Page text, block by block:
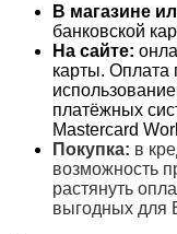
В магазине
банковской
На сайте:
карты.
платёжных
Mastercard
Покупка: в
возможность
растянуть
выгодных для